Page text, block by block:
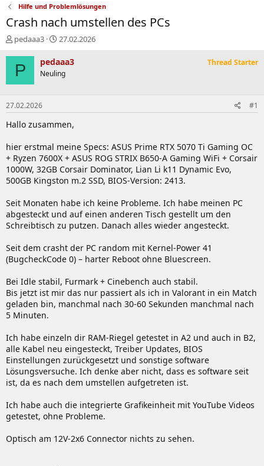
Hilfe und Problemlösungen
Crash nach umstellen des PCs
E
s
l
e
r
pedaaa3
E
s
t
e
t
a
27.02.2026
P pedaaa3
Neuling
Thread Starter
27.02.2026 #1
Hallo zusammen,
hier erstmal meine Specs: ASUS Prime RTX 5070 Ti Gaming OC
+ Ryzen 7600X + ASUS ROG STRIX B650-A Gaming WiFi + Corsair
1000W, 32GB Corsair Dominator, Lian Li k11 Dynamic Evo,
500GB Kingston m.2 SSD, BIOS-Version: 2413.
Seit Monaten habe ich keine Probleme. Ich habe meinen PC
abgesteckt und auf einen anderen Tisch gestellt um den
Schreibtisch zu putzen. Danach alles wieder angesteckt.
Seit dem crasht der PC random mit Kernel-Power 41
(BugcheckCode 0) – harter Reboot ohne Bluescreen.
Bei Idle stabil, Furmark + Cinebench auch stabil.
Bis jetzt ist mir das nur passiert als ich in Valorant in ein Match
geladen bin, manchmal nach 30-60 Sekunden manchmal nach
5 Minuten.
Ich habe einzeln dir RAM-Riegel getestet in A2 und auch in B2,
alle Kabel neu eingesteckt, Treiber Updates, BIOS
Einstellungen zurückgesetzt und sonstige software
Lösungsversuche. Ich denke aber nicht, dass es software seit
ist, da es nach dem umstellen aufgetreten ist.
Ich habe auch die integrierte Grafikeinheit mit YouTube Videos
getestet, ohne Probleme.
Optisch am 12V-2x6 Connector nichts zu sehen.